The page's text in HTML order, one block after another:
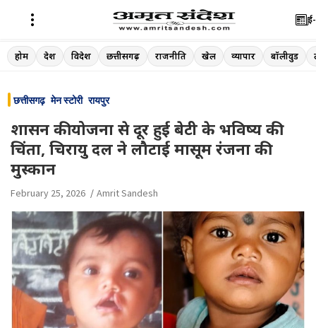
Skip
to
होम देश विदेश छत्तीसगढ़ राजनीति खेल व्यापार बॉलीवुड
छत्तीसगढ़ मेन स्टोरी रायपुर
शासन की योजना से दूर हुई बेटी के भविष्य की
चिंता, चिरायु दल ने लौटाई मासूम रंजना की
मुस्कान
February 25, 2026 Amrit Sandesh